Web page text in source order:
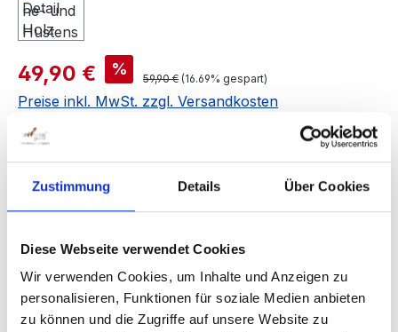
Zustimmung Details Über Cookies
Diese Webseite verwendet Cookies
Wir verwenden Cookies, um Inhalte und Anzeigen zu
personalisieren, Funktionen für soziale Medien anbieten
zu können und die Zugriffe auf unsere Website zu
Verkaufspreis:
49,90 € % Regulärer Preis:
59,90 € (16.69% gespart)
Preise inkl. MwSt. zzgl. Versandkosten
Produkt Anzahl: Gib den gewünschten
In den Warenkorb